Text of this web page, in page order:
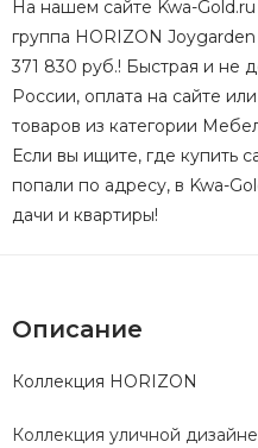
На нашем сайте Kwa-
группа HORIZON
371 830 руб.! Быстрая и не
России, оплата на сайте
товаров из категории
Если вы ищите, где купить
попали по адресу, в Kwa-
дачи и квартиры!
Описание
Коллекция HORIZON
Коллекция уличной